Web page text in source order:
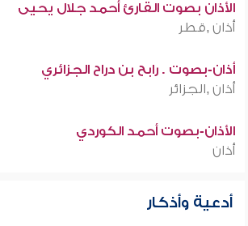
الأذان بصوت القارئ أحمد جلال يحيى
أذان ,قطر
أذان-بصوت . رابح بن دراح الجزائري
أذان ,الجزائر
الأذان-بصوت أحمد الكوردي
أذان
أدعية وأذكار